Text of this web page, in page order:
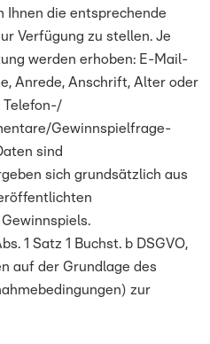
Ihnen die entsprechende
Verfügung zu stellen. Je
werden erhoben: E-Mail-
Anrede, Anschrift, Alter oder
Telefon-/
Gewinnspielfrage-
sind
sich grundsätzlich aus
1 Satz 1 Buchst. b DSGVO,
auf der Grundlage des
zur